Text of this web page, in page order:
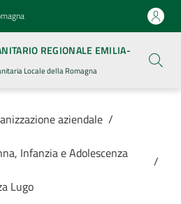
REGIONALE EMILIA-
Locale della Romagna
aziendale /
Infanzia e Adolescenza
/
Lugo